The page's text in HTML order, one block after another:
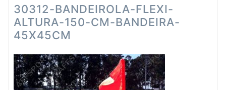
30312-BANDEIROLA-FLEXI-
ALTURA-150-CM-BANDEIRA-
45X45CM